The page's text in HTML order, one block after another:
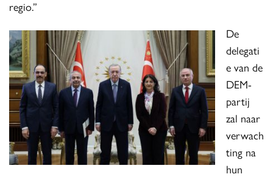
regio.”
De
delegati
e van de
DEM-
partij
zal naar
verwach
ting na
hun